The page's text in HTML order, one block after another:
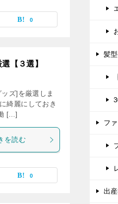
0
【３選】
ズ]を厳選しま
綺麗にしておき
[…]
を読む
0
髪
フ
出